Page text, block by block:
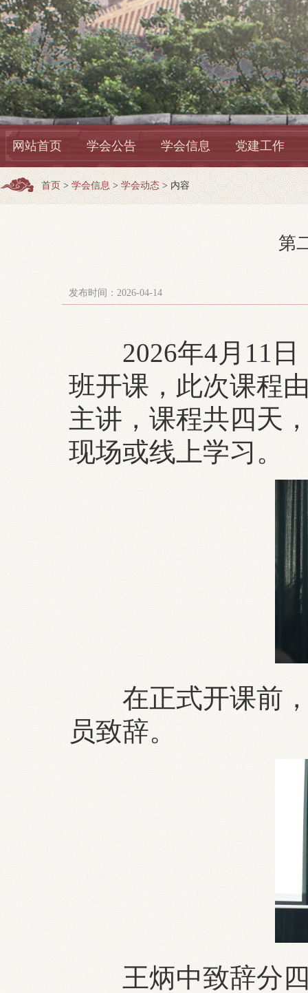
网站首页 学会公告 学会信息 党建工作
首页 >学会信息 > 学会动态 > 内容
第
发布时间：2026-04-14
2026年4月11日
班开课，此次课程
主讲，课程共四天
现场或线上学习。
在正式开课前，
员致辞。
王炳中致辞分四